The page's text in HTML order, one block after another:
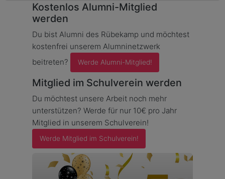
Kostenlos Alumni-Mitglied
werden
Du bist Alumni des Rübekamp und möchtest
kostenfrei unserem Alumninetzwerk
beitreten?
Werde Alumni-Mitglied!
Mitglied im Schulverein werden
Du möchtest unsere Arbeit noch mehr
unterstützen? Werde für nur 10€ pro Jahr
Mitglied in unserem Schulverein!
Werde Mitglied im Schulverein!